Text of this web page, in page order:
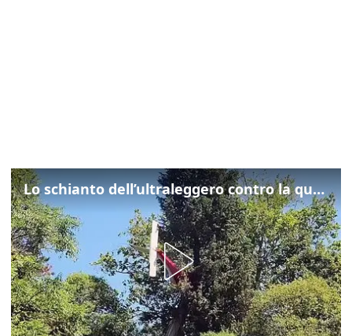
Lo schianto dell’ultraleggero contro la quercia: cosa è successo a Rivarotta